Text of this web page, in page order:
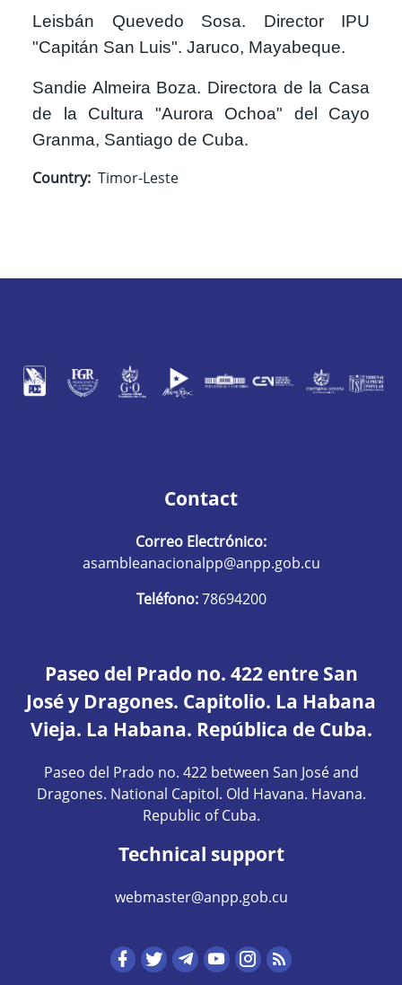
Leisbán Quevedo Sosa. Director IPU
"Capitán San Luis". Jaruco, Mayabeque.
Sandie Almeira Boza. Directora de la Casa
de la Cultura "Aurora Ochoa" del Cayo
Granma, Santiago de Cuba.
Country Timor-Leste
Contact
Correo Electrónico:
asambleanacionalpp@anpp.gob.cu
Teléfono:78694200
Paseo del Prado no. 422 entre San
José y Dragones. Capitolio. La Habana
Vieja. La Habana. República de Cuba.
Paseo del Prado no. 422 between San José and
Dragones. National Capitol. Old Havana. Havana.
Republic of Cuba.
Technical support
webmaster@anpp.gob.cu
Redes sociales